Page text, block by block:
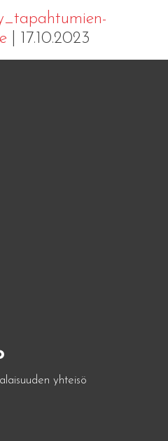
| 17.10.2023
yhteisö